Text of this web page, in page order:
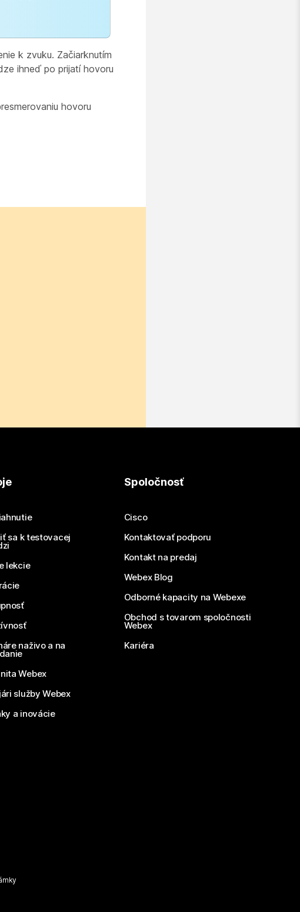
k zvuku. Začiarknutím
ihneď po prijatí hovoru
hovoru
sa k testovacej
lekcie
naživo a na
Webex
služby Webex
a inovácie
Spoločnosť
Cisco
Kontaktovať podporu
Kontakt na predaj
Webex Blog
Odborné kapacity na Webexe
Obchod s tovarom spoločnosti
Webex
Kariéra